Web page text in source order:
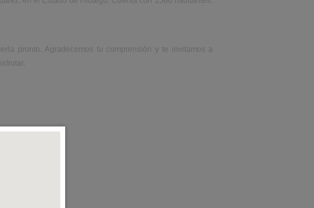
pronto. Agradecemos tu comprensión y te invitamos a